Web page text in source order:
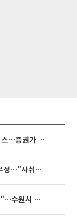
'불안과 기대 사이' 널뛰는 SK하이닉스…증권가 "HBM4·LTA 기반 펀터멘털 견고"
'나혼산' 류혜영, 고경표와 16년산 우정…"자취방서 부모님과 마주쳐"
이재준 시장 "정전, 시민안전과 직결"…수원시 비상대응체계 가동